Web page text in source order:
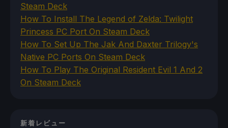
Steam Deck
How To Install The Legend of Zelda: Twilight
Princess PC Port On Steam Deck
How To Set Up The Jak And Daxter Trilogy's
Native PC Ports On Steam Deck
How To Play The Original Resident Evil 1 And 2
On Steam Deck
新着レビュー